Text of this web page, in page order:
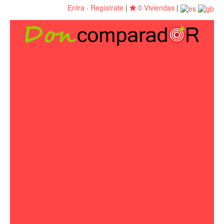
Entra · Regístrate | 0 Viviendas |